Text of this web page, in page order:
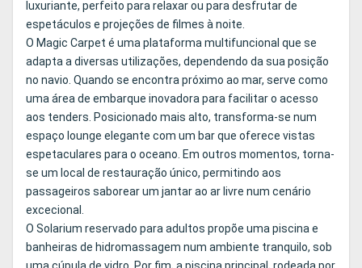
luxuriante, perfeito para relaxar ou para desfrutar de
espetáculos e projeções de filmes à noite.
O Magic Carpet é uma plataforma multifuncional que se
adapta a diversas utilizações, dependendo da sua posição
no navio. Quando se encontra próximo ao mar, serve como
uma área de embarque inovadora para facilitar o acesso
aos tenders. Posicionado mais alto, transforma-se num
espaço lounge elegante com um bar que oferece vistas
espetaculares para o oceano. Em outros momentos, torna-
se um local de restauração único, permitindo aos
passageiros saborear um jantar ao ar livre num cenário
excecional.
O Solarium reservado para adultos propõe uma piscina e
banheiras de hidromassagem num ambiente tranquilo, sob